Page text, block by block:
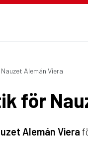
Nauzet Alemán Viera
för
Alemán Viera